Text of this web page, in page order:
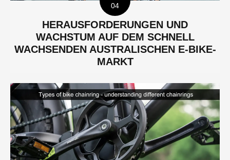
04
HERAUSFORDERUNGEN UND
WACHSTUM AUF DEM SCHNELL
WACHSENDEN AUSTRALISCHEN E-BIKE-
MARKT